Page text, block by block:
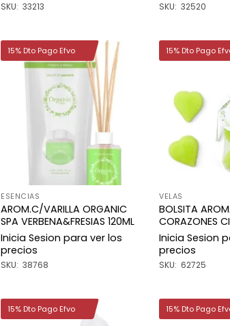
SKU: 33213 SKU: 32520
Añadir
a la
lista de
deseos
ESENCIAS
AROM.C/VARILLA ORGANIC
SPA VERBENA&FRESIAS 120ML
Inicia Sesion para ver los
precios
SKU: 38768
15% Dto Pago Efvo
VELAS
BOLSITA
CORAZONES
Inicia Sesion
precios
SKU: 62725
15% Dto Pago
15% Dto Pago Efvo 15% Dto Pago